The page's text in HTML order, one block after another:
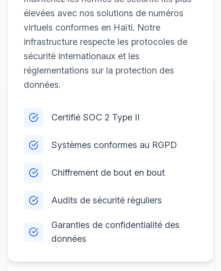
élevées avec nos solutions de numéros
virtuels conformes en Haïti. Notre
infrastructure respecte les protocoles de
sécurité internationaux et les
réglementations sur la protection des
données.
Certifié SOC 2 Type II
Systèmes conformes au RGPD
Chiffrement de bout en bout
Audits de sécurité réguliers
Garanties de confidentialité des
données